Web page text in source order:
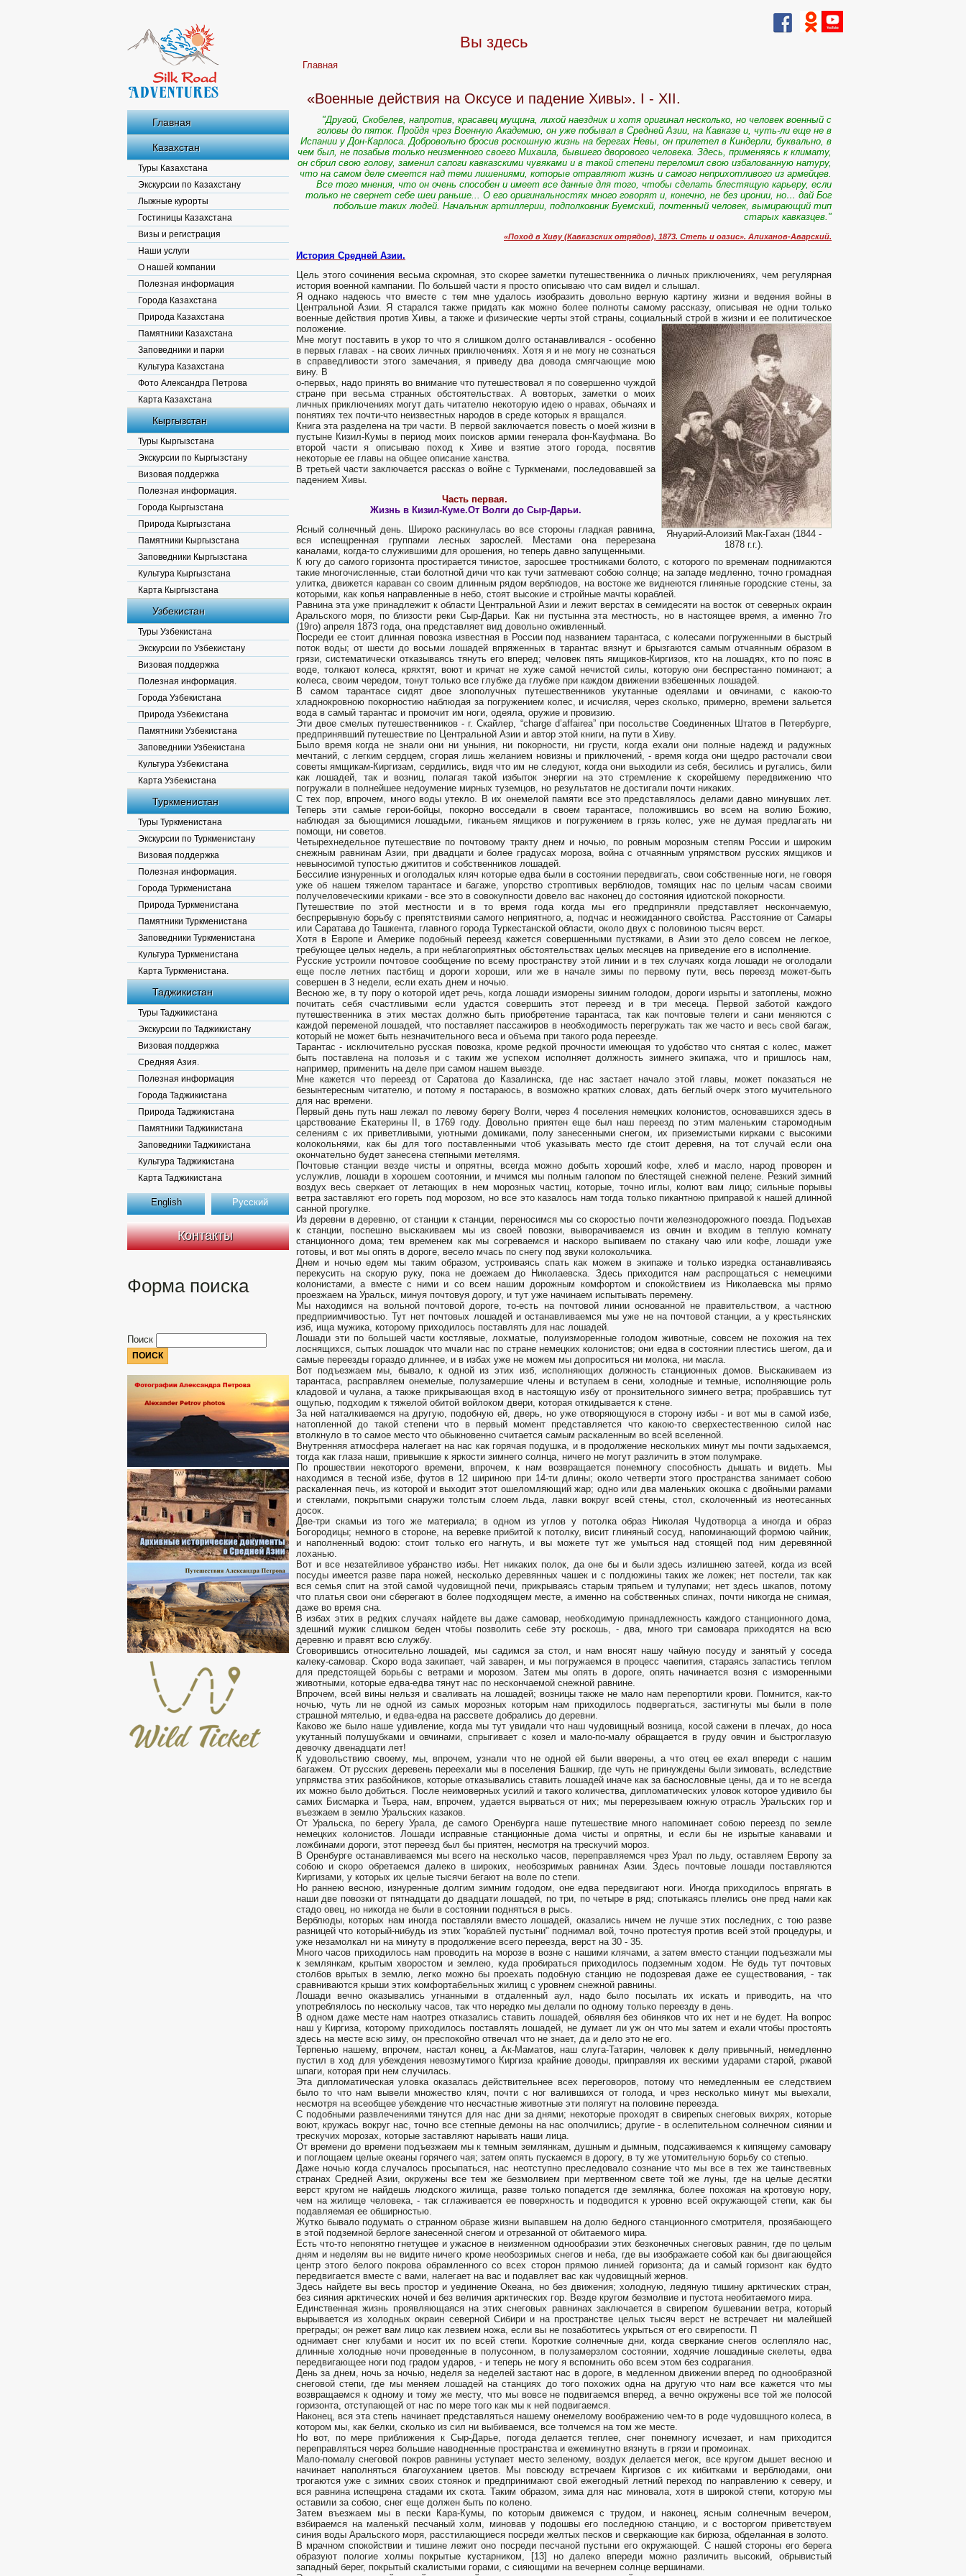
Главная
Казахстан
Туры Казахстана
Экскурсии по Казахстану
Лыжные курорты
Гостиницы Казахстана
Визы и регистрация
Наши услуги
О нашей компании
Полезная информация
Города Казахстана
Природа Казахстана
Памятники Казахстана
Заповедники и парки
Культура Казахстана
Фото Александра Петрова
Карта Казахстана
Кыргызстан
Туры Кыргызстана
Экскурсии по Кыргызстану
Визовая поддержка
Полезная информация.
Города Кыргызстана
Природа Кыргызстана
Памятники Кыргызстана
Заповедники Кыргызстана
Культура Кыргызстана
Карта Кыргызстана
Узбекистан
Туры Узбекистана
Экскурсии по Узбекистану
Визовая поддержка
Полезная информация.
Города Узбекистана
Природа Узбекистана
Памятники Узбекистана
Заповедники Узбекистана
Культура Узбекистана
Карта Узбекистана
Туркменистан
Туры Туркменистана
Экскурсии по Туркменистану
Визовая поддержка
Полезная информация.
Города Туркменистана
Природа Туркменистана
Памятники Туркменистана
Заповедники Туркменистана
Культура Туркменистана
Карта Туркменистана.
Таджикистан
Туры Таджикистана
Экскурсии по Таджикистану
Визовая поддержка
Средняя Азия.
Полезная информация
Города Таджикистана
Природа Таджикистана
Памятники Таджикистана
Заповедники Таджикистана
Культура Таджикистана
Карта Таджикистана
English Русский
Контакты
Форма поиска
Поиск
Вы здесь
Главная
«Военные действия на Оксусе и падение Хивы». I - XII.
"Другой, Скобелев, напротив, красавец мущина, лихой наездник и хотя оригинал несколько, но человек военный с
головы до пяток. Пройдя чрез Военную Академию, он уже побывал в Средней Азии, на Кавказе и, чуть-ли еще не в
Испании у Дон-Карлоса. Добровольно бросив роскошную жизнь на берегах Невы, он прилетел в Киндерли, буквально, в
чем был, не позабыв только неизменного своего Михаила, бывшего дворового человека. Здесь, применяясь к климату,
он сбрил свою голову, заменил сапоги кавказскими чувяками и в такой степени переломил свою избалованную натуру,
что на самом деле смеется над теми лишениями, которые отравляют жизнь и самого неприхотливого из армейцев.
Все того мнения, что он очень способен и имеет все данные для того, чтобы сделать блестящую карьеру, если
только не свернет себе шеи раньше... О его оригинальностях много говорят и, конечно, не без иронии, но… дай Бог
побольше таких людей. Начальник артиллерии, подполковник Буемский, почтенный человек, вымирающий тип
старых кавказцев."
«Поход в Хиву (Кавказских отрядов), 1873. Степь и оазис». Алиханов-Аварский.
История Средней Азии.
Цель этого сочинения весьма скромная, это скорее заметки путешественника о личных приключениях, чем регулярная
история военной кампании. По большей части я просто описываю что сам видел и слышал.
Я однако надеюсь что вместе с тем мне удалось изобразить довольно верную картину жизни и ведения войны в
Центральной Азии. Я старался также придать как можно более полноты самому рассказу, описывая не одни только
военные действия против Хивы, а также и физические черты этой страны, социальный строй в жизни и ее политическое
положение.
Януарий-Алоизий Мак-Гахан (1844 -
1878 г.г.).
Мне могут поставить в укор то что я слишком долго останавливался - особенно
в первых главах - на своих личных приключениях. Хотя я и не могу не сознаться
в справедливости этого замечания, я приведу два довода смягчающие мою
вину. В
о-первых, надо принять во внимание что путешествовал я по совершенно чуждой
стране при весьма странных обстоятельствах. А вовторых, заметки о моих
личных приключениях могут дать читателю некоторую идею о нравах, обычаях и
понятиях тех почти-что неизвестных народов в среде которых я вращался.
Книга эта разделена на три части. В первой заключается повесть о моей жизни в
пустыне Кизил-Кумы в период моих поисков армии генерала фон-Кауфмана. Во
второй части я описываю поход к Хиве и взятие этого города, посвятив
некоторые ее главы на общее описание ханства.
В третьей части заключается рассказ о войне с Туркменами, последовавшей за
падением Хивы.
Часть первая.
Жизнь в Кизил-Куме.От Волги до Сыр-Дарьи.
Ясный солнечный день. Широко раскинулась во все стороны гладкая равнина,
вся испещренная группами лесных зарослей. Местами она перерезана
каналами, когда-то служившими для орошения, но теперь давно запущенными.
К югу до самого горизонта простирается тинистое, заросшее тростниками болото, с которого по временам поднимаются
такие многочисленные, стаи болотной дичи что как тучи затмевают собою солнце; на западе медленно, точно громадная
улитка, движется караван со своим длинным рядом верблюдов, на востоке же виднеются глиняные городские стены, за
которыми, как копья направленные в небо, стоят высокие и стройные мачты кораблей.
Равнина эта уже принадлежит к области Центральной Азии и лежит верстах в семидесяти на восток от северных окраин
Аральского моря, по близости реки Сыр-Дарьи. Как ни пустынна эта местность, но в настоящее время, а именно 7го
(19го) апреля 1873 года, она представляет вид довольно оживленный.
Посреди ее стоит длинная повозка известная в России под названием тарантаса, с колесами погруженными в быстрый
поток воды; от шести до восьми лошадей впряженных в тарантас вязнут и брызгаются самым отчаянным образом в
грязи, систематически отказываясь тянуть его вперед; человек пять ямщиков-Киргизов, кто на лошадях, кто по пояс в
воде, толкают колеса, кряхтят, воют и кричат не хуже самой нечистой силы, которую они беспрестанно поминают; а
колеса, своим чередом, тонут только все глубже да глубже при каждом движении взбешенных лошадей.
В самом тарантасе сидят двое злополучных путешественников укутанные одеялами и овчинами, с какою-то
хладнокровною покорностию наблюдая за погружением колес, и исчисляя, через сколько, примерно, времени зальется
вода в самый тарантас и промочит им ноги, одеяла, оружие и провизию.
Эти двое смелых путешественников - г. Скайлер, “charge d’affairea” при посольстве Соединенных Штатов в Петербурге,
предпринявший путешествие по Центральной Азии и автор этой книги, на пути в Хиву.
Было время когда не знали они ни уныния, ни покорности, ни грусти, когда ехали они полные надежд и радужных
мечтаний, с легким сердцем, сгорая лишь желанием новизны и приключений, - время когда они щедро расточали свои
советы ямщикам-Киргизам, сердились, видя что им не следуют, когда они выходили из себя, бесились и ругались, били
как лошадей, так и возниц, полагая такой избыток энергии на это стремление к скорейшему передвижению что
погружали в полнейшее недоумение мирных туземцов, но результатов не достигали почти никаких.
С тех пор, впрочем, много воды утекло. В их онемелой памяти все это представлялось делами давно минувших лет.
Теперь эти самые герои-бойцы, покорно восседали в своем тарантасе, положившись во всем на волию Божию,
наблюдая за бьющимися лошадьми, гиканьем ямщиков и погружением в грязь колес, уже не думая предлагать ни
помощи, ни советов.
Четырехнедельное путешествие по почтовому тракту днем и ночью, по ровным морозным степям России и широким
снежным равнинам Азии, при двадцати и более градусах мороза, война с отчаянным упрямством русских ямщиков и
невыносимой тупостью джититов и собственников лошадей.
Бессилие изнуренных и оголодалых кляч которые едва были в состоянии передвигать, свои собственные ноги, не говоря
уже об нашем тяжелом тарантасе и багаже, упорство строптивых верблюдов, томящих нас по целым часам своими
получеловеческими криками - все это в совокупности довело вас наконец до состояния идиотской покорности.
Путешествие по этой местности и в то время года когда мы его предприняли представляет нескончаемую,
беспрерывную борьбу с препятствиями самого неприятного, а, подчас и неожиданного свойства. Расстояние от Самары
или Саратава до Ташкента, главного города Туркестанской области, около двух с половиною тысяч верст.
Хотя в Европе и Америке подобный переезд кажется совершенными пустяками, в Азии это дело совсем не легкое,
требующее целых недель, а при неблагоприятных обстоятельствах целых месяцев на приведение его в исполнение.
Русские устроили почтовое сообщение по всему пространству этой линии и в тех случаях когда лошади не оголодали
еще после летних пастбищ и дороги хороши, или же в начале зимы по первому пути, весь переезд может-быть
совершен в 3 недели, если ехать днем и ночью.
Весною же, в ту пору о которой идет речь, когда лошади изморены зимним голодом, дороги изрыты и затоплены, можно
почитать себя счастливыми если удастся совершить этот переезд и в три месеца. Первой заботой каждого
путешественника в этих местах должно быть приобретение тарантаса, так как почтовые телеги и сани меняются с
каждой переменой лошадей, что поставляет пассажиров в необходимость перегружать так же часто и весь свой багаж,
который не может быть незначительного веса и объема при такого рода переезде.
Тарантас - исключительно русская повозка, кроме редкой прочности имеющая то удобство что снятая с колес, мажет
быть поставлена на полозья и с таким же успехом исполняет должность зимнего экипажа, что и пришлось нам,
например, применить на деле при самом нашем выезде.
Мне кажется что переезд от Саратова до Казалинска, где нас застает начало этой главы, может показаться не
безынтересным читателю, и потому я постараюсь, в возможно кратких словах, дать беглый очерк этого мучительного
для нас времени.
Первый день путь наш лежал по левому берегу Волги, через 4 поселения немецких колонистов, основавшихся здесь в
царствование Екатерины II, в 1769 году. Довольно приятен еще был наш переезд по этим маленьким старомодным
селениям с их приветливыми, уютными домиками, полу занесенными снегом, их приземистыми кирками с высокими
колокольнями, как бы для того поставленными чтоб указывать место где стоит деревня, на тот случай если она
окончательно будет занесена степными метелямя.
Почтовые станции везде чисты и опрятны, всегда можно добыть хороший кофе, хлеб и масло, народ проворен и
услужлив, лошади в хорошем соотоянии, и мчимся мы полным галопом по блестящей снежной пелене. Резкий зимний
воздух весь сверкает от летающих в нем морозных частиц, которые, точно иглы, колют вам лицо; сильные порывы
ветра заставляют его гореть под морозом, но все это казалось нам тогда только пикантною приправой к нашей длинной
санной прогулке.
Из деревни в деревню, от станции к станции, переносимся мы со скоростью почти железнодорожного поезда. Подъехав
к станции, поспешно выскакиваем мы из своей повозки, выворачиваемся из овчин и входим в теплую комнату
станционного дома; тем временем как мы согреваемся и наскоро выпиваем по стакану чаю или кофе, лошади уже
готовы, и вот мы опять в дороге, весело мчась по снегу под звуки колокольчика.
Днем и ночью едем мы таким образом, устроиваясь спать как можем в экипаже и только изредка останавливаясь
перекусить на скорую руку, пока не доежаем до Николаевска. Здесь приходится нам распрощаться с немецкими
колонистами, а вместе с ними и со всем нашим дорожным комфортом и спокойствием из Николаевска мы прямо
проезжаем на Уральск, минуя почтовуя дорогу, и тут уже начинаем испытывать перемену.
Мы находимся на вольной почтовой дороге, то-есть на почтовой линии основанной не правительством, а частною
предприимчивостью. Тут нет почтовых лошадей и останавливаемся мы уже не на почтовой станции, а у крестьянских
изб, ища мужика, которому приходилось поставлять для нас лошадей.
Лошади эти по большей части костлявые, лохматые, полуизморенные голодом животные, совсем не похожия на тех
лоснящихся, сытых лошадок что мчали нас по стране немецких колонистов; они едва в состоянии плестись шегом, да и
самые переезды гораздо длиннее, и в избах уже не можем мы допроситься ни молока, ни масла.
Вот подъезжаем мы, бывало, к одной из этих изб, исполняющих должность станционных домов. Выскакиваем из
тарантаса, расправляем онемелые, полузамершие члены и вступаем в сени, холодные и темные, исполняющие роль
кладовой и чулана, а также прикрывающая вход в настоящую избу от пронзительного зимнего ветра; пробравшись тут
ощупью, подходим к тяжелой обитой войлоком двери, которая откидывается к стене.
За ней наталкиваемся на другую, подобную ей, дверь, но уже отворяющуюся в сторону избы - и вот мы в самой избе,
натопленной до такой степени что в первый момент представляется что какою-то сверхестественною силой нас
втолкнуло в то самое место что обыкновенно считается самым раскаленным во всей вселенной.
Внутренняя атмосфера налегает на нас как горячая подушка, и в продолжение нескольких минут мы почти задыхаемся,
тогда как глаза наши, привыкшие к яркости зимнего солнца, ничего не могут различить в этом полумраке.
По прошествии некоторого времени, впрочем, к нам возвращается понемногу способность дышать и видеть. Мы
находимся в тесной избе, футов в 12 шириною при 14-ти длины; около четверти этого пространства занимает собою
раскаленная печь, из которой и выходит этот ошеломляющий жар; одно или два маленьких окошка с двойными рамами
и стеклами, покрытыми снаружи толстым слоем льда, лавки вокруг всей стены, стол, сколоченный из неотесанных
досок.
Две-три скамьи из того же материала; в одном из углов у потолка образ Николая Чудотворца а иногда и образ
Богородицы; немного в стороне, на веревке прибитой к потолку, висит глиняный сосуд, напоминающий формою чайник,
и наполненный водою: стоит только его нагнуть, и вы можете тут же умыться над стоящей под ним деревянной
лоханью.
Вот и все незатейливое убранство избы. Нет никаких полок, да оне бы и были здесь излишнею затеей, когда из всей
посуды имеется разве пара ножей, несколько деревянных чашек и с полдюжины таких же ложек; нет постели, так как
вся семья спит на этой самой чудовищной печи, прикрываясь старым тряпьем и тулупами; нет здесь шкапов, потому
что платья свои они сберегают в более подходящем месте, а именно на собственных спинах, почти никогда не снимая,
даже во время сна.
В избах этих в редких случаях найдете вы даже самовар, необходимую принадлежность каждого станционного дома,
здешний мужик слишком беден чтобы позволить себе эту роскошь, - два, много три самовара приходятся на всю
деревню и правят всю службу.
Сговорившись относительно лошадей, мы садимся за стол, и нам вносят нашу чайную посуду и занятый у соседа
калеку-самовар. Скоро вода закипает, чай заварен, и мы погружаемся в процесс чаепития, стараясь запастись теплом
для предстоящей борьбы с ветрами и морозом. Затем мы опять в дороге, опять начинается возня с изморенными
животными, которые едва-едва тянут нас по нескончаемой снежной равнине.
Впрочем, всей вины нельзя и сваливать на лошадей; возницы также не мало нам перепортили крови. Помнится, как-то
ночью, чуть ли не одной из самых морозных которым нам приходилось подвергаться, застигнуты мы были в поле
страшной мятелью, и едва-едва на рассвете добрались до деревни.
Каково же было наше удивление, когда мы тут увидали что наш чудовищный возница, косой сажени в плечах, до носа
укутанный полушубками и овчинами, спрыгивает с козел и мало-по-малу обращается в груду овчин и быстроглазую
девочку двенадцати лет!
К удовольствию своему, мы, впрочем, узнали что не одной ей были вверены, а что отец ее ехал впереди с нашим
багажем. От русских деревень переехали мы в поселения Башкир, где чуть не принуждены были зимовать, вследствие
упрямства этих разбойников, которые отказывались ставить лошадей иначе как за баснословные цены, да и то не всегда
их можно было добиться. После неимоверных усилий и такого количества, дипломатических уловок которое удивило бы
самих Бисмарка и Тьера, нам, впрочем, удается вырваться от них; мы перерезываем южную отрасль Уральских гор и
въезжаем в землю Уральских казаков.
От Уральска, по берегу Урала, де самого Оренбурга наше путешествие много напоминает собою переезд по земле
немецких колонистов. Лошади исправные станционные дома чисты и опрятны, и если бы не изрытые канавами и
ложбинами дороги, этот переезд был бы приятен, несмотря на трескучий мороз.
В Оренбурге останавливаемся мы всего на несколько часов, переправляемся чрез Урал по льду, оставляем Европу за
собою и скоро обретаемся далеко в широких, необозримых равнинах Азии. Здесь почтовые лошади поставляются
Киргизами, у которых их целые тысячи бегают на воле по степи.
Но раннею весною, изнуренные долгим зимним гододом, оне едва передвигают ноги. Иногда приходилось впрягать в
наши две повозки от пятнадцати до двадцати лошадей, по три, по четыре в ряд; спотыкаясь плелись оне пред нами как
стадо овец, но никогда не были в состоянии подняться в рысь.
Верблюды, которых нам иногда поставляли вместо лошадей, оказались ничем не лучше этих последних, с тою разве
разницей что который-нибудь из этих “кораблей пустыни" поднимал вой, точно протестуя против всей этой процедуры, и
уже незамолкал ни на минуту в продолжение всего переезда, верст на 30 - 35.
Много часов приходилось нам проводить на морозе в возне с нашими клячами, а затем вместо станции подъезжали мы
к землянкам, крытым хворостом и землею, куда пробираться приходилось подземным ходом. Не будь тут почтовых
столбов врытых в землю, легко можно бы проехать подобную станцию не подозревая даже ее существования, - так
сравниваются крыши этих комфортабельных жилищ с уровнем снежной равнины.
Лошади вечно оказывались угнанными в отдаленный аул, надо было посылать их искать и приводить, на что
употреблялось по нескольку часов, так что нередко мы делали по одному только переезду в день.
В одном даже месте нам наотрез отказались ставить лошадей, обявляя без обиняков что их нет и не будет. На вопрос
наш у Киргиза, которому приходилось поставлять лошадей, не думает ли уж он что мы затем и ехали чтобы простоять
здесь на месте всю зиму, он преспокойно отвечал что не знает, да и дело это не его.
Терпенью нашему, впрочем, настал конец, а Ак-Маматов, наш слуга-Татарин, человек к делу привычный, немедленно
пустил в ход для убеждения невозмутимого Киргиза крайние доводы, приправляя их вескими ударами старой, ржавой
шпаги, которая при нем случилась.
Эта дипломатическая уловка оказалась действительнее всех переговоров, потому что немедленным ее следствием
было то что нам вывели множество кляч, почти с ног валившихся от голода, и чрез несколько минут мы выехали,
несмотря на всеобщее убеждение что несчастные животные эти полягут на половине переезда.
С подобными развлечениями тянутся для нас дни за днями; некоторые проходят в свирепых снеговых вихрях, которые
воют, кружась вокруг нас, точно все степные демоны на нас ополчились; другие - в ослепительном солнечном сиянии и
трескучих морозах, которые заставляют нарывать наши лица.
От времени до времени подъезжаем мы к темным землянкам, душным и дымным, подсаживаемся к кипящему самовару
и поглощаем целые океаны горячего чая; затем опять пускаемся в дорогу, в ту же утомительную борьбу со степью.
Даже ночью когда случалось просыпаться, нас неотступно преследовало сознание что мы все в тех же таинствевных
странах Средней Азии, окружены все тем же безмолвием при мертвенном свете той же луны, где на целые десятки
верст кругом не найдешь людского жилища, разве только попадется где землянка, более похожая на кротовую нору,
чем на жилище человека, - так сглаживается ее поверхность и подводится к уровню всей окружающей степи, как бы
подавляемая ее обширностью.
Жутко бывало подумать о странном образе жизни выпавшем на долю бедного станционного смотрителя, прозябающего
в этой подземной берлоге занесенной снегом и отрезанной от обитаемого мира.
Есть что-то непонятно гнетущее и ужасное в неизменном однообразии этих безконечных снеговых равнин, где по целым
дням и неделям вы не видите ничего кроме необозримых снегов и неба, где вы изображаете собой как бы двигающейся
центр этого белого покрова обрамленного со всех сторон прямою линией горизонта; да и самый горизонт как будто
передвигается вместе с вами, налегает на вас и подавляет вас как чудовищный жернов.
Здесь найдете вы весь простор и уединение Океана, но без движения; холодную, ледяную тишину арктических стран,
без сияния арктических ночей и без величия арктических гор. Везде кругом безмолвие и пустота необитаемого мира.
Единственная жизнь проявляющаяся на этих снеговых равнинах заключается в свирепом бушевании ветра, который
вырывается из холодных окраин северной Сибири и на пространстве целых тысяч верст не встречает ни малейшей
преграды; он режет вам лицо как лезвием ножа, если вы не позаботитесь укрыться от его свирепости. П
однимает снег клубами и носит их по всей степи. Короткие солнечные дни, когда сверкание снегов ослепляло нас,
длинные холодные ночи проведенные в полусонном, в полузамерзлом состоянии, ходячие лошадиные скелеты, едва
передвигающее ноги под градом ударов, - и теперь не могу я вспомнить обо всем этом без содрагания.
День за днем, ночь за ночью, неделя за неделей застают нас в дороге, в медленном движении вперед по однообразной
снеговой степи, где мы меняем лошадей на станциях до того похожих одна на другую что нам все кажется что мы
возвращаемся к одному и тому же месту, что мы вовсе не подвигаемся вперед, а вечно окружены все той же полосой
горизонта, отступающей от нас по мере того как мы к ней подвигаемся.
Наконец, вся эта степь начинает представляться нашему онемелому воображению чем-то в роде чудовшцного колеса, в
котором мы, как белки, сколько из сил ни выбиваемся, все толчемся на том же месте.
Но вот, по мере приближения к Сыр-Дарье, погода делается теплее, снег понемногу исчезает, и нам приходится
переправляться через большие наводненные пространства и ежеминутно вязнуть в грязи и промоинах.
Мало-помалу снеговой покров равнины уступает место зеленому, воздух делается мегок, все кругом дышет весною и
начинает наполняться благоуханием цветов. Мы повсюду встречаем Киргизов с их кибитками и верблюдами, они
трогаются уже с зимних своих стоянок и предпринимают свой ежегодный летний переход по направлению к северу, и
вся равнина испещрена стадами их скота. Таким образом, зима для нас миновала, хотя в широкой степи, которую мы
оставили за собою, снег еще должен быть по колено.
Затем въезжаем мы в пески Кара-Кумы, по которым движемся с трудом, и наконец, ясным солнечным вечером,
взбираемся на маленькй песчаный холм, миновав у подошвы его последнюю станцию, и с восторгом приветствуем
синия воды Аральского моря, расстилающиеся посреди желтых песков и сверкающие как бирюза, обделанная в золото.
В мрачном спокойствии и тишине лежит оно посреди песчаной пустыни его окружающей. С нашей стороны его берега
образуют пологие холмы покрытые кустарником, [13] но далеко впереди можно различить высокий, обрывистый
западный берег, покрытый скалистыми горами, с сияющими на вечернем солнце вершинами.